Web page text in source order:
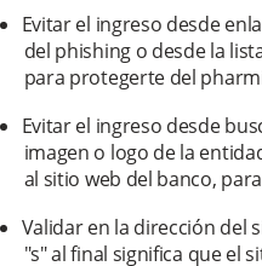
Evitar el ingreso desde
del phishing o desde la
para protegerte del
Evitar el ingreso desde
imagen o logo de la
al sitio web del banco,
Validar en la dirección del
"s" al final significa que el